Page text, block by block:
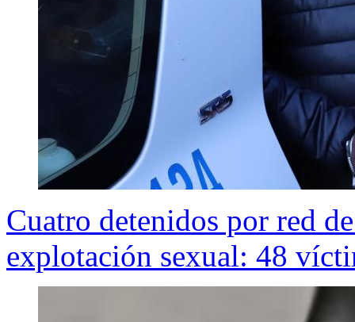
Cuatro detenidos por red
explotación sexual: 48